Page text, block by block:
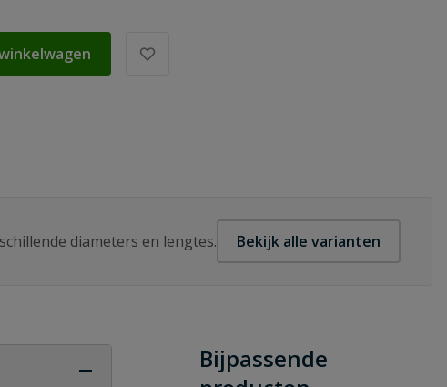
diameters en lengtes. Bekijk alle varianten
Bijpassende